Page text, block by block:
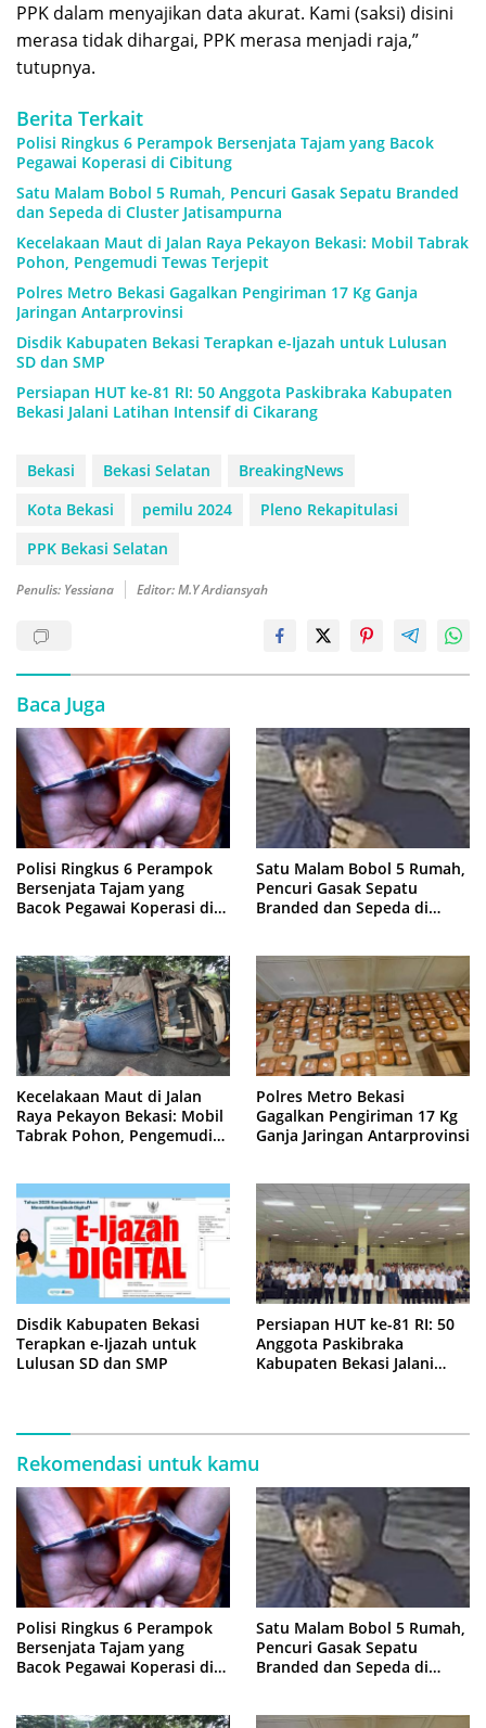
PPK dalam menyajikan data akurat. Kami (saksi) disini
merasa tidak dihargai, PPK merasa menjadi raja,”
tutupnya.
Berita Terkait
Polisi Ringkus 6 Perampok Bersenjata Tajam yang Bacok
Pegawai Koperasi di Cibitung
Satu Malam Bobol 5 Rumah, Pencuri Gasak Sepatu Branded
dan Sepeda di Cluster Jatisampurna
Kecelakaan Maut di Jalan Raya Pekayon Bekasi: Mobil Tabrak
Pohon, Pengemudi Tewas Terjepit
Polres Metro Bekasi Gagalkan Pengiriman 17 Kg Ganja
Jaringan Antarprovinsi
Disdik Kabupaten Bekasi Terapkan e-Ijazah untuk Lulusan
SD dan SMP
Persiapan HUT ke-81 RI: 50 Anggota Paskibraka Kabupaten
Bekasi Jalani Latihan Intensif di Cikarang
Bekasi Bekasi Selatan
BreakingNews
Kota Bekasi
pemilu 2024
Pleno Rekapitulasi
PPK Bekasi Selatan
Penulis: Yessiana Editor: M.Y Ardiansyah
Baca Juga
Polisi Ringkus 6 Perampok
Bersenjata Tajam yang
Bacok Pegawai Koperasi di
Satu Malam Bobol 5 Rumah,
Pencuri Gasak Sepatu
Branded dan Sepeda di
Kecelakaan Maut di Jalan
Raya Pekayon Bekasi: Mobil
Tabrak Pohon, Pengemudi
Polres Metro Bekasi
Gagalkan Pengiriman 17 Kg
Ganja Jaringan Antarprovinsi
Disdik Kabupaten Bekasi
Terapkan e-Ijazah untuk
Lulusan SD dan SMP
Persiapan HUT ke-81 RI: 50
Anggota Paskibraka
Kabupaten Bekasi Jalani
Rekomendasi untuk kamu
Polisi Ringkus 6 Perampok
Bersenjata Tajam yang
Bacok Pegawai Koperasi di
Satu Malam Bobol 5 Rumah,
Pencuri Gasak Sepatu
Branded dan Sepeda di